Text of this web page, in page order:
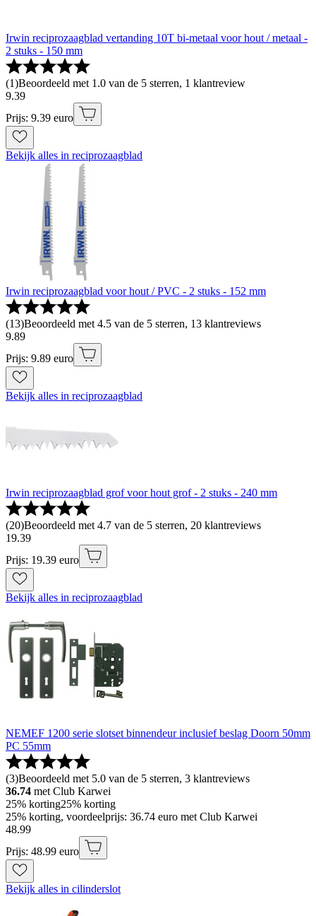
Irwin reciprozaagblad vertanding 10T bi-metaal voor hout / metaal -
2 stuks - 150 mm
(1)Beoordeeld met 1.0 van de 5 sterren, 1 klantreview
9.39
Prijs: 9.39 euro
Bekijk alles in reciprozaagblad
Irwin reciprozaagblad voor hout / PVC - 2 stuks - 152 mm
(13)Beoordeeld met 4.5 van de 5 sterren, 13 klantreviews
9.89
Prijs: 9.89 euro
Bekijk alles in reciprozaagblad
Irwin reciprozaagblad grof voor hout grof - 2 stuks - 240 mm
(20)Beoordeeld met 4.7 van de 5 sterren, 20 klantreviews
19.39
Prijs: 19.39 euro
Bekijk alles in reciprozaagblad
NEMEF 1200 serie slotset binnendeur inclusief beslag Doorn 50mm
PC 55mm
(3)Beoordeeld met 5.0 van de 5 sterren, 3 klantreviews
36.74 met Club Karwei
25% korting25% korting
25% korting, voordeelprijs: 36.74 euro met Club Karwei
48.99
Prijs: 48.99 euro
Bekijk alles in cilinderslot